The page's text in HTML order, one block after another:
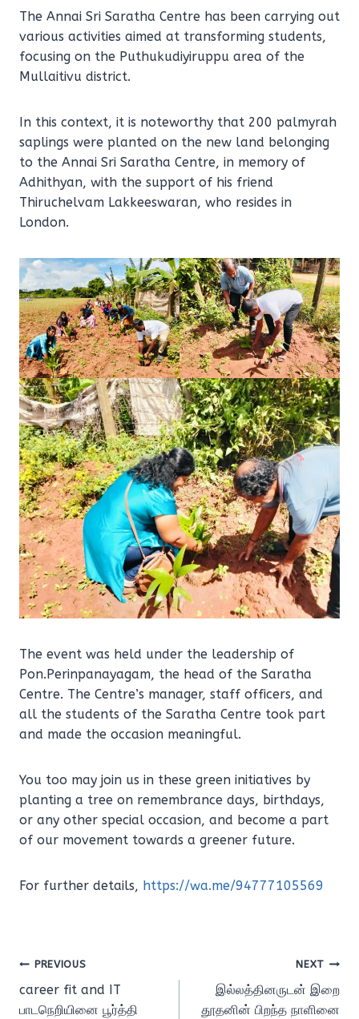
The Annai Sri Saratha Centre has been carrying out
various activities aimed at transforming students,
focusing on the Puthukudiyiruppu area of the
Mullaitivu district.
In this context, it is noteworthy that 200 palmyrah
saplings were planted on the new land belonging
to the Annai Sri Saratha Centre, in memory of
Adhithyan, with the support of his friend
Thiruchelvam Lakkeeswaran, who resides in
London.
The event was held under the leadership of
Pon.Perinpanayagam, the head of the Saratha
Centre. The Centre’s manager, staff officers, and
all the students of the Saratha Centre took part
and made the occasion meaningful.
You too may join us in these green initiatives by
planting a tree on remembrance days, birthdays,
or any other special occasion, and become a part
of our movement towards a greener future.
For further details, https://wa.me/94777105569
Post
navigation
PREVIOUS
career fit and IT
பாடநெறியினை பூர்த்தி
NEXT
இல்லத்தினருடன் இறை
தூதனின் பிறந்த நாளினை